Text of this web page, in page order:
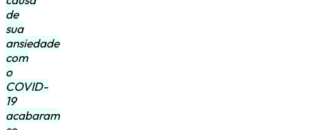
de
sua
ansiedade
com
o
COVID-
19
acabaram